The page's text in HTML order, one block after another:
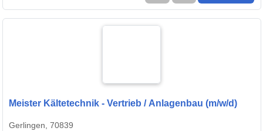
Meister Kältetechnik - Vertrieb / Anlagenbau (m/w/d)
Gerlingen, 70839